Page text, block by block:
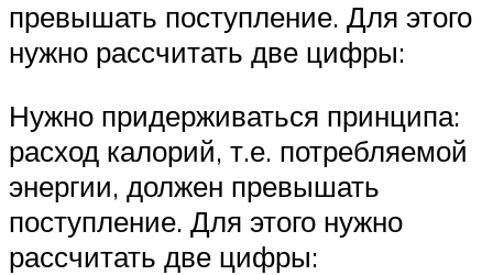
превышать поступление. Для этого
нужно рассчитать две цифры:
Нужно придерживаться принципа:
расход калорий, т.е. потребляемой
энергии, должен превышать
поступление. Для этого нужно
рассчитать две цифры: